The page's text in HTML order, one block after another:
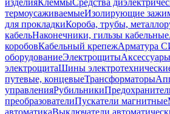
изделияКлеммыСредства
термоусаживаемыеИзолирующие
для прокладкиКороба, трубы,
кабельНаконечники, гильзы кабельные
коробовКабельный крепежАрматура
оборудованиеЭлектрощиты
электрощитаШины
путевые, концевыеТрансформаторы
управленияРубильники
преобразователиПускатели магнитные
автоматикаВыключатели